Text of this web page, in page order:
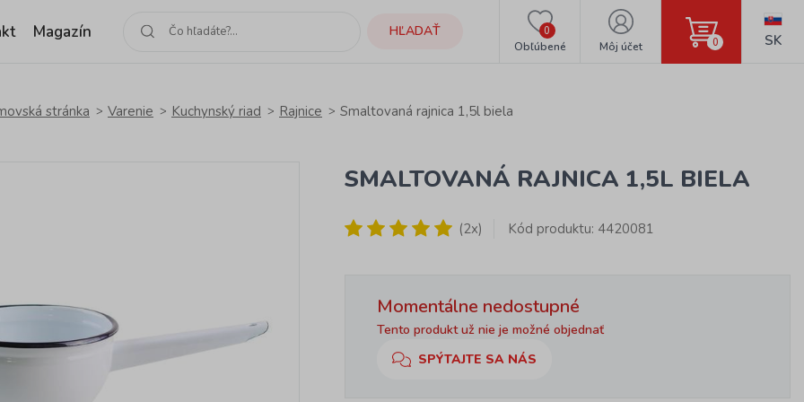
Magazín HĽADAŤ
Obľúbené
0
Môj účet 0 SK
stránka Varenie Kuchynský riad Rajnice Smaltovaná rajnica 1,5l biela
SMALTOVANÁ RAJNICA 1,5L BIELA
(2x) Kód produktu: 4420081
Momentálne nedostupné
Tento produkt už nie je možné objednať
SPÝTAJTE SA NÁS